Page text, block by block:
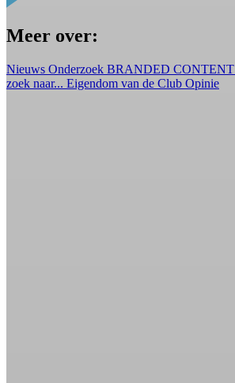
Meer over:
Nieuws Onderzoek BRANDED CONTENT
zoek naar... Eigendom van de Club Opinie